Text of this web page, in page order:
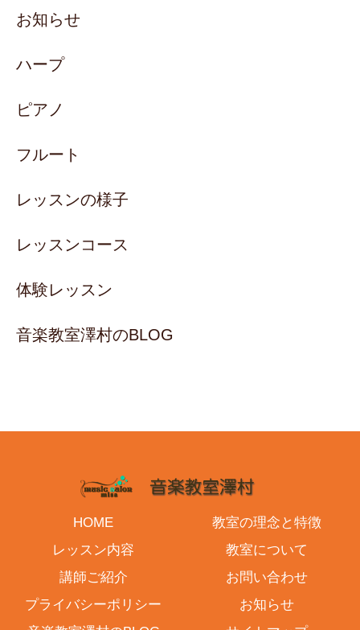
お知らせ
ハープ
ピアノ
フルート
レッスンの様子
レッスンコース
体験レッスン
音楽教室澤村のBLOG
HOME
教室の理念と特徴
レッスン内容
教室について
講師ご紹介
お問い合わせ
プライバシーポリシー
お知らせ